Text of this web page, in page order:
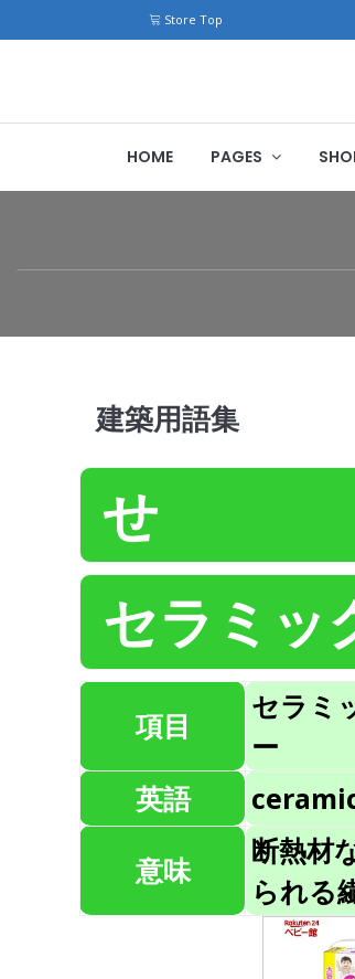
Store Top
HOME PAGES
建築用語集
せ
セラミッ
項目
セラミ
ー
英語
意味
断熱材
られる